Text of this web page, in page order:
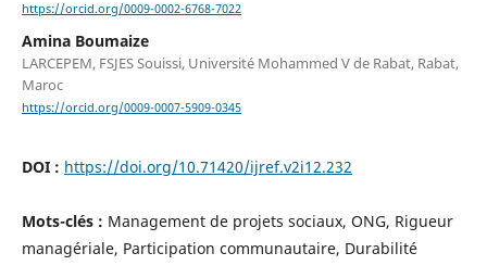
https://orcid.org/0009-0002-6768-7022
Amina Boumaize
LARCEPEM, FSJES Souissi, Université Mohammed V de Rabat, Rabat,
Maroc
https://orcid.org/0009-0007-5909-0345
DOI : https://doi.org/10.71420/ijref.v2i12.232
Mots-clés : Management de projets sociaux, ONG, Rigueur
managériale, Participation communautaire, Durabilité